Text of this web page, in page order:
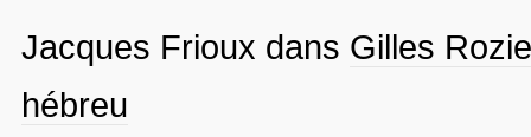
Jacques Frioux dans Gilles
hébreu